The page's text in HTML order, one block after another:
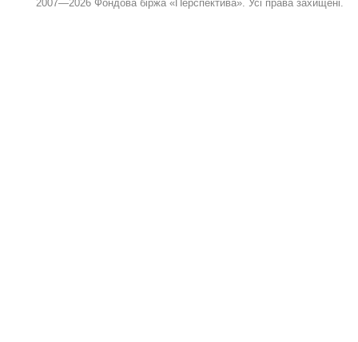
2007—2026 Фондова біржа «Перспектива». Усі права захищені.